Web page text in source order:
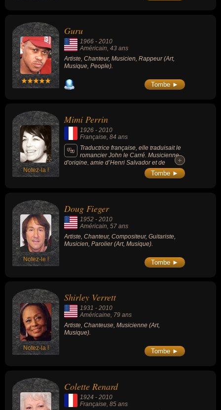
Guru
1966 - 2010
Américain , 43 ans
Artiste, Chanteur, Musicien, Rappeur (Art,
Musique, People).
Tombe ►
Notez-la !
Mimi Perrin
1926 - 2010
Française, 84 ans
Traductrice française, elle traduisait le
romancier John le Carré. Musicienne
d'origine, amie d’Henri Salvador et de
Quincy Jones, et était devenue traductrice
+
+
Tombe ►
Notez-le !
Doug Fieger
1952 - 2010
Américain , 57 ans
Artiste, Chanteur, Compositeur, Guitariste,
Musicien, Parolier (Art, Musique).
Tombe ►
Notez-la !
Shirley Verrett
1931 - 2010
Américaine, 79 ans
Artiste, Chanteuse, Musicienne (Art,
Musique).
Tombe ►
Colette Renard
1924 - 2010
Française , 85 ans